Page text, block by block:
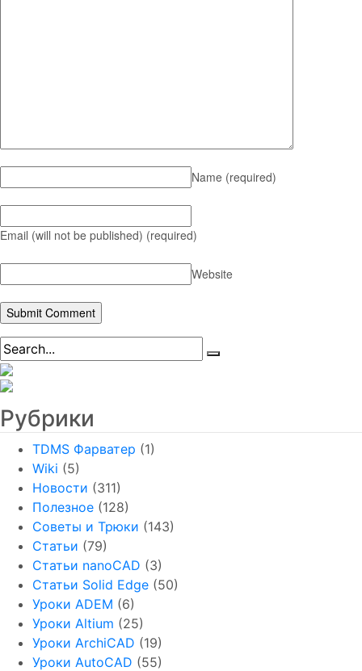
Name (required)
Email (will not be published) (required)
Website
Рубрики
TDMS Фарватер (1)
Wiki (5)
Новости (311)
Полезное (128)
Советы и Трюки (143)
Статьи (79)
Статьи nanoCAD (3)
Статьи Solid Edge (50)
Уроки ADEM (6)
Уроки Altium (25)
Уроки ArchiCAD (19)
Уроки AutoCAD (55)